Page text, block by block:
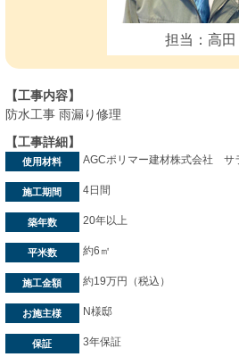
担当：高田
【工事内容】
防水工事 雨漏り修理
【工事詳細】
使用材料 AGCポリマー建材株式会社 サ
施工期間 4日間
築年数 20年以上
平米数 約6㎡
施工金額 約19万円（税込）
お施主様 N様邸
保証 3年保証